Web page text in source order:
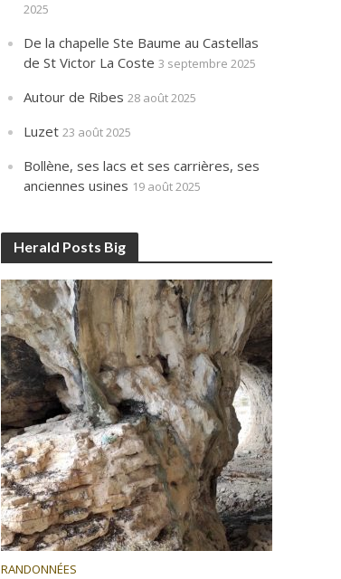
2025
De la chapelle Ste Baume au Castellas
de St Victor La Coste 3 septembre 2025
Autour de Ribes 28 août 2025
Luzet 23 août 2025
Bollène, ses lacs et ses carrières, ses
anciennes usines 19 août 2025
Herald Posts Big
RANDONNÉES